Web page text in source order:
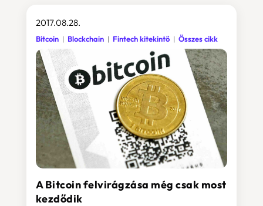
A Bitcoin felvirágzása még csak most
kezdődik
2017.08.28.
Bitcoin Blockchain Fintech kitekintő Összes cikk